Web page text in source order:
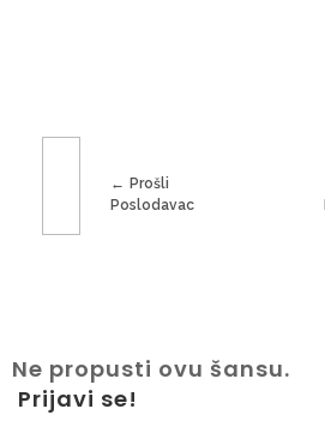
Prošli
Poslodavac
Ne propusti ovu šansu.
Prijavi se!